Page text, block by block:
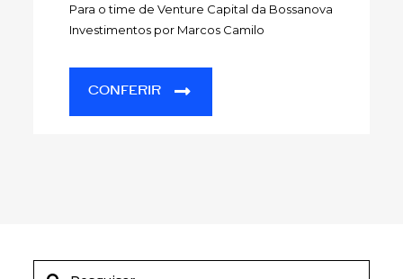
Para o time de Venture Capital da Bossanova
Investimentos por Marcos Camilo
CONFERIR